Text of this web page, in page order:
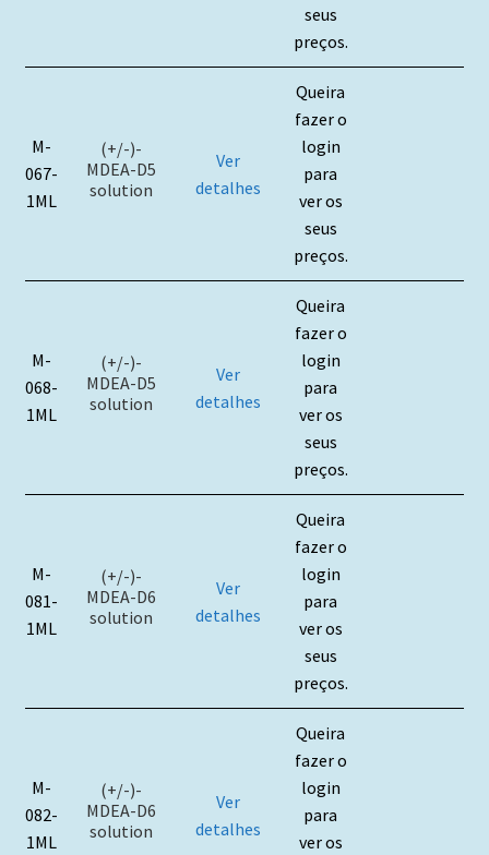
seus
preços.
M-
067-
1ML
(+/-)-
MDEA-D5
solution
Ver
detalhes
Queira
fazer o
login
para
ver os
seus
preços.
M-
068-
1ML
(+/-)-
MDEA-D5
solution
Ver
detalhes
Queira
fazer o
login
para
ver os
seus
preços.
M-
081-
1ML
(+/-)-
MDEA-D6
solution
Ver
detalhes
Queira
fazer o
login
para
ver os
seus
preços.
M-
082-
1ML
(+/-)-
MDEA-D6
solution
Ver
detalhes
Queira
fazer o
login
para
ver os